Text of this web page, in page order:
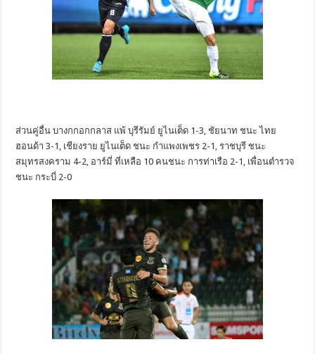
ส่วนคู่อื่น บางกกอกกลาส แพ้ บุรีรัมย์ ยูไนเต็ด 1-3, ชัยนาท ชนะ ไทย
ฮอนด้า 3-1, เชียงราย ยูไนเต็ด ชนะ กำแพงเพชร 2-1, ราชบุรี ชนะ
สมุทรสงคราม 4-2, อาร์มี่ ที่เหลือ 10 คนชนะ การท่าเรือ 2-1, เพื่อนตำรวจ
ชนะ กระบี่ 2-0